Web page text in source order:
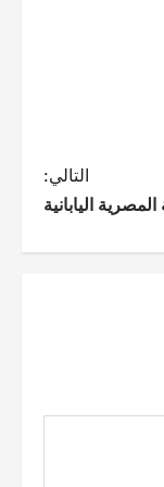
التالي:
اليابانية